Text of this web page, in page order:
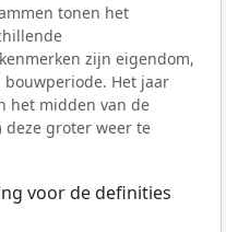
tonen het
zijn eigendom,
Het jaar
het midden van de
deze groter weer te
voor de definities